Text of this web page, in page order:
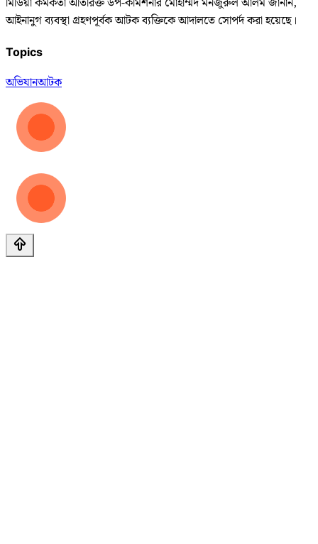
আইনানুগ ব্যবস্থা গ্রহণপূর্বক আটক ব্যক্তিকে আদালতে সোপর্দ করা হয়েছে।
Topics
অভিযানআটক